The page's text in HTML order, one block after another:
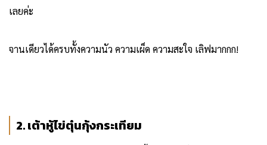
เลยค่ะ
จานเดียวได้ครบทั้งความนัว ความเผ็ด ความสะใจ เลิฟมากกก!
2. เต้าหู้ไข่ตุ๋นกุ้งกระเทียม